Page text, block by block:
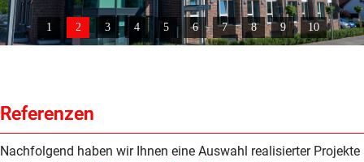
1 2 3 4 5 6 7 8 9 10
Referenzen
Nachfolgend haben wir Ihnen eine Auswahl realisierter Projekte